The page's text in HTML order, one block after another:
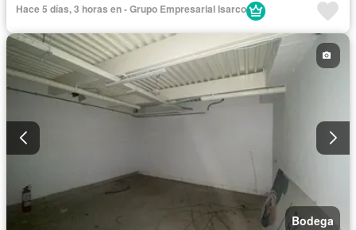
Hace 5 días, 3 horas en - Grupo Empresarial Isarco
Bodega